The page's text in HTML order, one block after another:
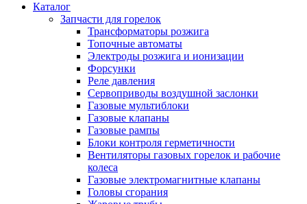
Каталог
Запчасти для горелок
Трансформаторы розжига
Топочные автоматы
Электроды розжига и ионизации
Форсунки
Реле давления
Сервоприводы воздушной заслонки
Газовые мультиблоки
Газовые клапаны
Газовые рампы
Блоки контроля герметичности
Вентиляторы газовых горелок и рабочие
колеса
Газовые электромагнитные клапаны
Головы сгорания